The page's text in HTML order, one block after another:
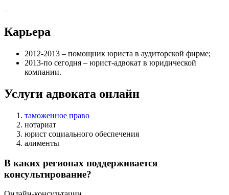
–
Карьера
2012-2013 – помощник юриста в аудиторской фирме;
2013-по сегодня – юрист-адвокат в юридической
компании.
Услуги адвоката онлайн
таможенное право
нотариат
юрист социального обеспечения
алименты
В каких регионах поддерживается
консультирование?